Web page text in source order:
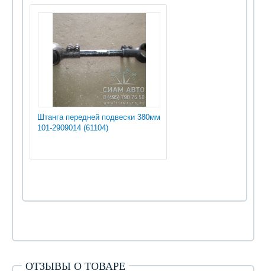
Штанга передней подвески 380мм
101-2909014 (61104)
ОТЗЫВЫ О ТОВАРЕ